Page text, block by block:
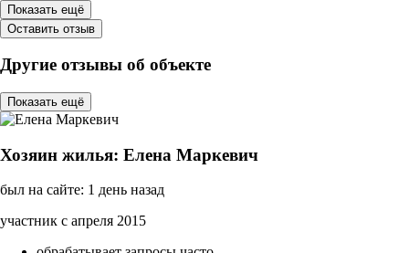
Показать ещё
Оставить отзыв
Другие отзывы об объекте
Показать ещё
Хозяин жилья: Елена Маркевич
был на сайте: 1 день назад
участник с апреля 2015